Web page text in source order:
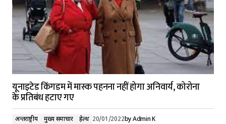
यूनाइटेड किंगडम में मास्क पहनना नहीं होगा अनिवार्य, कोरोना
के प्रतिबंध हटाए गए
अन्तर्राष्ट्रीय मुख्य समाचार हेल्थ 20/01/2022byAdmin K